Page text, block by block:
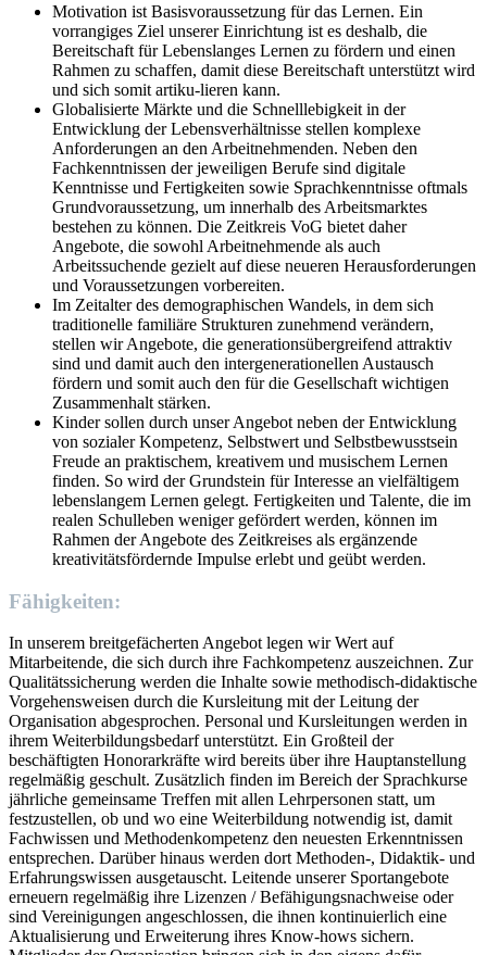
Motivation ist Basisvoraussetzung für das Lernen. Ein
vorrangiges Ziel unserer Einrichtung ist es deshalb, die
Bereitschaft für Lebenslanges Lernen zu fördern und einen
Rahmen zu schaffen, damit diese Bereitschaft unterstützt wird
und sich somit artiku-lieren kann.
Globalisierte Märkte und die Schnelllebigkeit in der
Entwicklung der Lebensverhältnisse stellen komplexe
Anforderungen an den Arbeitnehmenden. Neben den
Fachkenntnissen der jeweiligen Berufe sind digitale
Kenntnisse und Fertigkeiten sowie Sprachkenntnisse oftmals
Grundvoraussetzung, um innerhalb des Arbeitsmarktes
bestehen zu können. Die Zeitkreis VoG bietet daher
Angebote, die sowohl Arbeitnehmende als auch
Arbeitssuchende gezielt auf diese neueren Herausforderungen
und Voraussetzungen vorbereiten.
Im Zeitalter des demographischen Wandels, in dem sich
traditionelle familiäre Strukturen zunehmend verändern,
stellen wir Angebote, die generationsübergreifend attraktiv
sind und damit auch den intergenerationellen Austausch
fördern und somit auch den für die Gesellschaft wichtigen
Zusammenhalt stärken.
Kinder sollen durch unser Angebot neben der Entwicklung
von sozialer Kompetenz, Selbstwert und Selbstbewusstsein
Freude an praktischem, kreativem und musischem Lernen
finden. So wird der Grundstein für Interesse an vielfältigem
lebenslangem Lernen gelegt. Fertigkeiten und Talente, die im
realen Schulleben weniger gefördert werden, können im
Rahmen der Angebote des Zeitkreises als ergänzende
kreativitätsfördernde Impulse erlebt und geübt werden.
Fähigkeiten:
In unserem breitgefächerten Angebot legen wir Wert auf
Mitarbeitende, die sich durch ihre Fachkompetenz auszeichnen. Zur
Qualitätssicherung werden die Inhalte sowie methodisch-didaktische
Vorgehensweisen durch die Kursleitung mit der Leitung der
Organisation abgesprochen. Personal und Kursleitungen werden in
ihrem Weiterbildungsbedarf unterstützt. Ein Großteil der
beschäftigten Honorarkräfte wird bereits über ihre Hauptanstellung
regelmäßig geschult. Zusätzlich finden im Bereich der Sprachkurse
jährliche gemeinsame Treffen mit allen Lehrpersonen statt, um
festzustellen, ob und wo eine Weiterbildung notwendig ist, damit
Fachwissen und Methodenkompetenz den neuesten Erkenntnissen
entsprechen. Darüber hinaus werden dort Methoden-, Didaktik- und
Erfahrungswissen ausgetauscht. Leitende unserer Sportangebote
erneuern regelmäßig ihre Lizenzen / Befähigungsnachweise oder
sind Vereinigungen angeschlossen, die ihnen kontinuierlich eine
Aktualisierung und Erweiterung ihres Know-hows sichern.